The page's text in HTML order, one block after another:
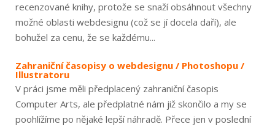
recenzované knihy, protože se snaží obsáhnout všechny
možné oblasti webdesignu (což se jí docela daří), ale
bohužel za cenu, že se každému...
Zahraniční časopisy o webdesignu / Photoshopu /
Illustratoru
V práci jsme měli předplacený zahraniční časopis
Computer Arts, ale předplatné nám již skončilo a my se
poohlížíme po nějaké lepší náhradě. Přece jen v poslední